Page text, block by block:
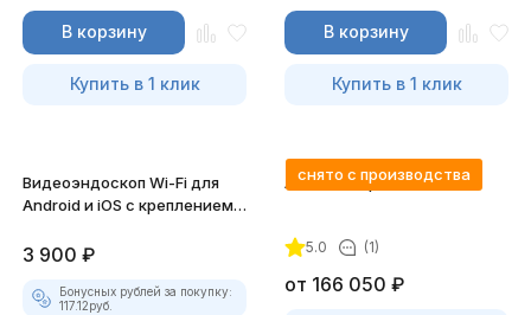
В корзину
Купить в 1 клик
В корзину
Купить в 1 клик
Видеоэндоскоп Wi-Fi для
Android и iOS с креплением
3 900 ₽
Бонусных рублей за покупку:
117.12руб.
снято с производства
Автосканер FCAR F5-G
5.0 (1)
от 166 050 ₽